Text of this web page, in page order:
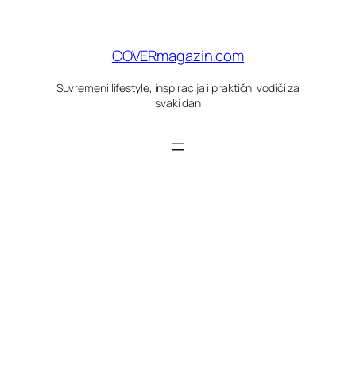
COVERmagazin.com
Suvremeni lifestyle, inspiracija i praktični vodiči za
svaki dan